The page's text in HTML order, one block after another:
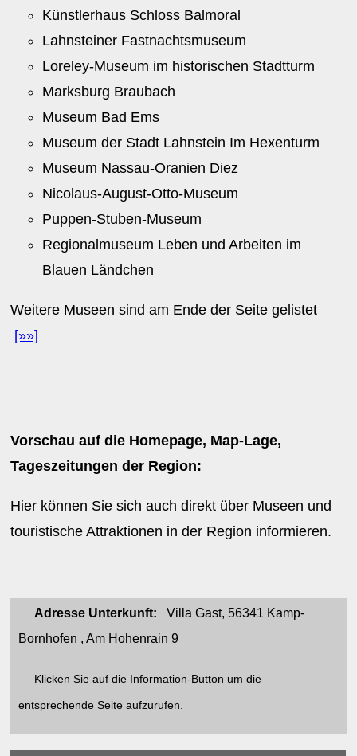
Künstlerhaus Schloss Balmoral
Lahnsteiner Fastnachtsmuseum
Loreley-Museum im historischen Stadtturm
Marksburg Braubach
Museum Bad Ems
Museum der Stadt Lahnstein Im Hexenturm
Museum Nassau-Oranien Diez
Nicolaus-August-Otto-Museum
Puppen-Stuben-Museum
Regionalmuseum Leben und Arbeiten im
Blauen Ländchen
Weitere Museen sind am Ende der Seite gelistet
[»»]
Vorschau auf die Homepage, Map-Lage,
Tageszeitungen der Region:
Hier können Sie sich auch direkt über Museen und
touristische Attraktionen in der Region informieren.
Adresse Unterkunft: Villa Gast, 56341 Kamp-
Bornhofen , Am Hohenrain 9
Klicken Sie auf die Information-Button um die
entsprechende Seite aufzurufen.